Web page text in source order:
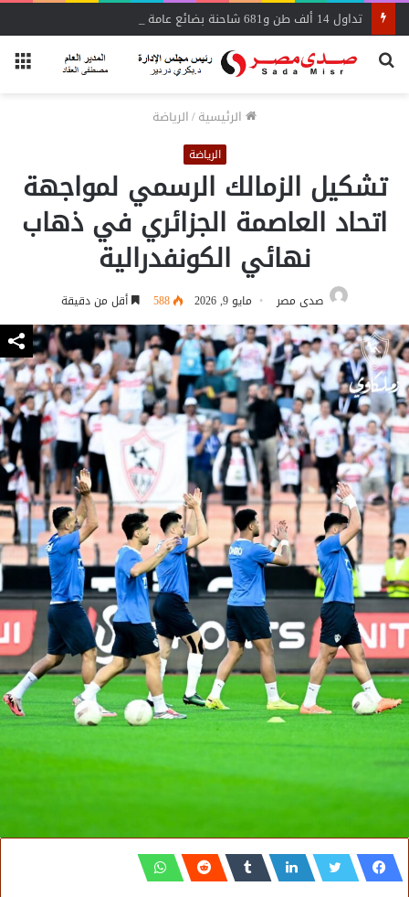
بحث
الرئيسية/الرياضة
الرياضة
تشكيل الزمالك الرسمي لمواجهة
اتحاد العاصمة الجزائري في ذهاب
نهائي الكونفدرالية
صدى مصر مايو 9, 2026 588 أقل من دقيقة